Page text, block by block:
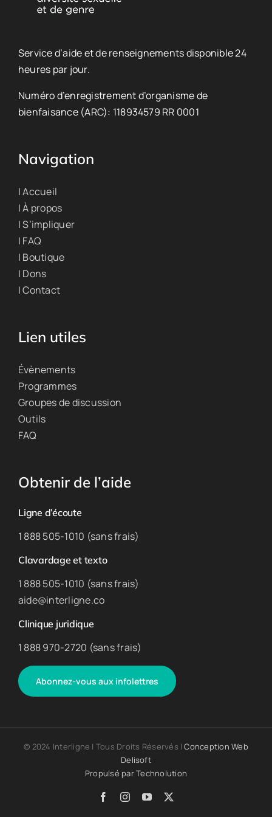
Service d’aide et de renseignements disponible 24
heures par jour.
Numéro d’enregistrement d’organisme de
bienfaisance (ARC): 118934579 RR 0001
Navigation
| Accueil
| À propos
| S’impliquer
| FAQ
| Boutique
| Dons
| Contact
Lien utiles
Évènements
Programmes
Groupes de discussion
Outils
FAQ
Obtenir de l’aide
Ligne d’écoute
1 888 505-1010 (sans frais)
Clavardage et texto
1 888 505-1010 (sans frais)
aide@interligne.co
Clinique juridique
1 888 970-2720 (sans frais)
Abonnez-vous aux infolettres
© 2024 Interligne | Tous Droits Réservés |Conception Web
Delisoft
Propulsé parTechnolution
FacebookInstagram
YouTube